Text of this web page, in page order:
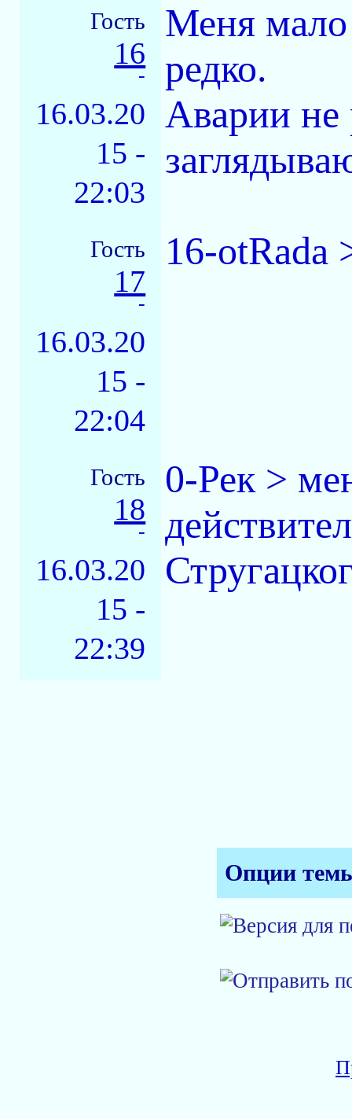
Гость
16
-
16.03.20
15 -
22:03
Меня мало
редко.
Аварии не
Гость
17
-
16.03.20
15 -
22:04
16-otRada
Гость
18
-
16.03.20
15 -
22:39
0-Рек >
Опции